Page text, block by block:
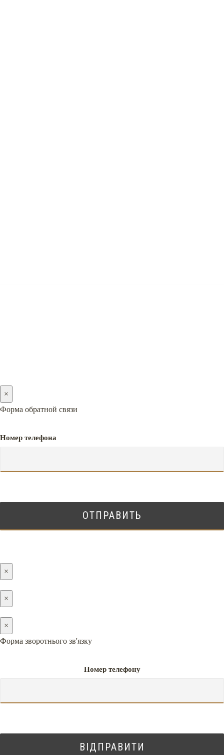
×
Форма обратной связи
Номер телефона
×
×
×
Форма зворотнього зв'язку
Номер телефону